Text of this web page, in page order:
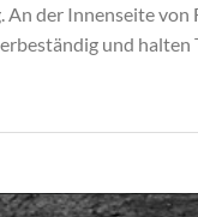
der Innenseite von
und